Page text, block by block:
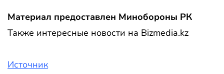
Материал предоставлен Минобороны РК
Также интересные новости на Bizmedia.kz
Источник